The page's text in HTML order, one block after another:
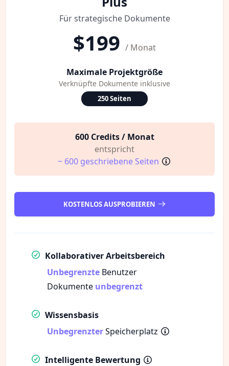
Für strategische Dokumente
$199 / Monat
Maximale Projektgröße
Verknüpfte Dokumente inklusive
250 Seiten
600 Credits / Monat
entspricht
~ 600 geschriebene Seiten
KOSTENLOS AUSPROBIEREN
Kollaborativer Arbeitsbereich
Unbegrenzte Benutzer
Dokumente unbegrenzt
Wissensbasis
UnbegrenzterSpeicherplatz
Intelligente Bewertung